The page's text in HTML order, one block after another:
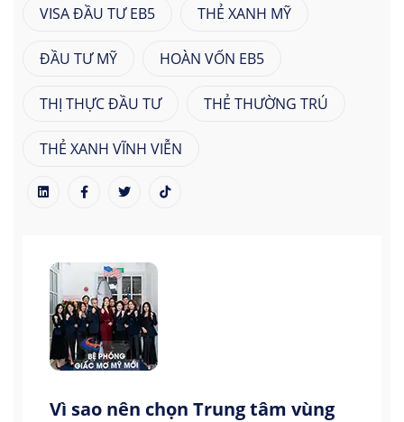
VISA ĐẦU TƯ EB5 THẺ XANH MỸ
ĐẦU TƯ MỸ HOÀN VỐN EB5
THỊ THỰC ĐẦU TƯ THẺ THƯỜNG TRÚ
THẺ XANH VĨNH VIỄN
Vì sao nên chọn Trung tâm vùng